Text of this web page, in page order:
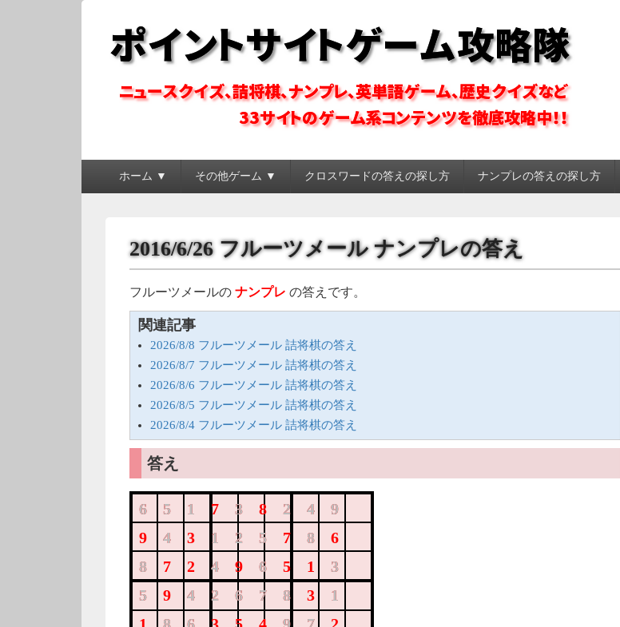
ポイントサイトゲーム攻略隊
ホーム ▼ その他ゲーム ▼ クロスワードの答えの探し方 ナンプレの答えの探し方
2016/6/26 フルーツメール ナンプレの答え
フルーツメールの ナンプレ の答えです。
関連記事
2026/8/8 フルーツメール 詰将棋の答え
2026/8/7 フルーツメール 詰将棋の答え
2026/8/6 フルーツメール 詰将棋の答え
2026/8/5 フルーツメール 詰将棋の答え
2026/8/4 フルーツメール 詰将棋の答え
答え
651738249
943125786
872496513
594267831
651 3
249
4
125
8
8
4 6
3
5
42678
1